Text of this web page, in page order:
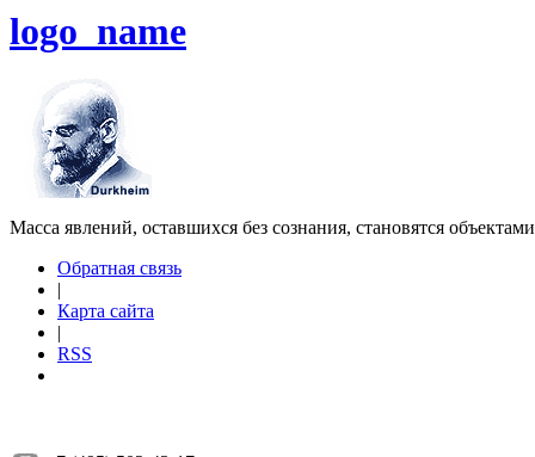
logo_name
Масса явлений, оставшихся без сознания, становятся
Обратная связь
|
Карта сайта
|
RSS